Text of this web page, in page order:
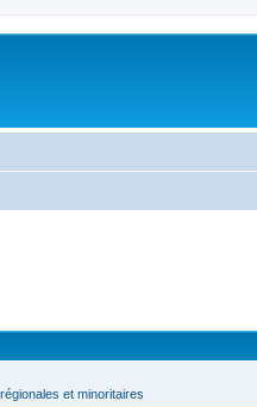
et minoritaires